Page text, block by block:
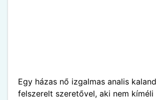
Egy házas nő izgalmas analis
felszerelt szeretővel, aki nem kíméli